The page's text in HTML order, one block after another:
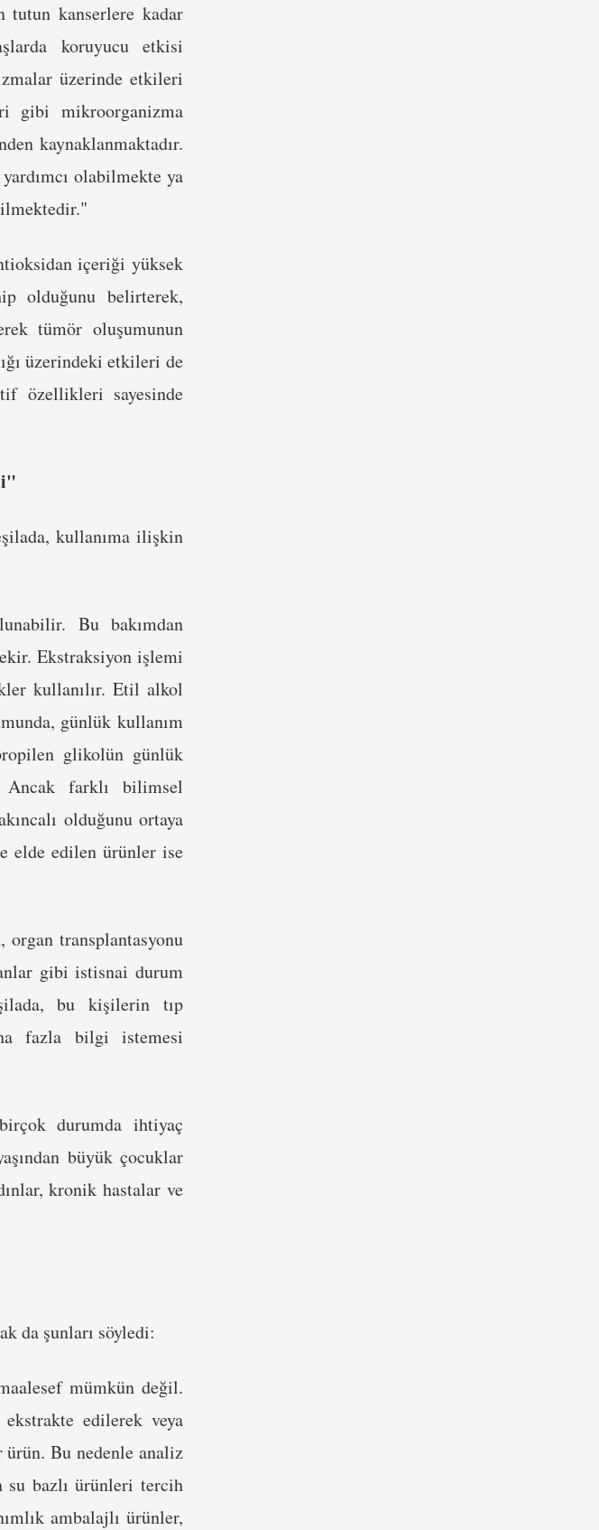
tutun kanserlere kadar
koruyucu etkisi
üzerinde etkileri
gibi mikroorganizma
kaynaklanmaktadır.
olabilmekte ya
içeriği yüksek
olduğunu belirterek,
tümör oluşumunun
üzerindeki etkileri de
özellikleri sayesinde
kullanıma ilişkin
Bu bakımdan
Ekstraksiyon işlemi
kullanılır. Etil alkol
günlük kullanım
glikolün günlük
Ancak farklı bilimsel
olduğunu ortaya
elde edilen ürünler ise
organ transplantasyonu
gibi istisnai durum
bu kişilerin tıp
fazla bilgi istemesi
durumda ihtiyaç
büyük çocuklar
kronik hastalar ve
da şunları söyledi:
mümkün değil.
edilerek veya
Bu nedenle analiz
su bazlı ürünleri tercih
ambalajlı ürünler,